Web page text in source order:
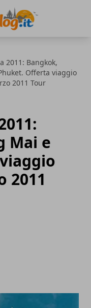
2011: Bangkok,
Offerta viaggio
2011 Tour
Mai e
2011